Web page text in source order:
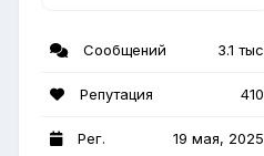
Сообщений 3.1 тыс
Репутация 410
Рег. 19 мая, 2025